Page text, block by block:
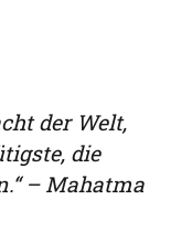
der Welt,
die
– Mahatma